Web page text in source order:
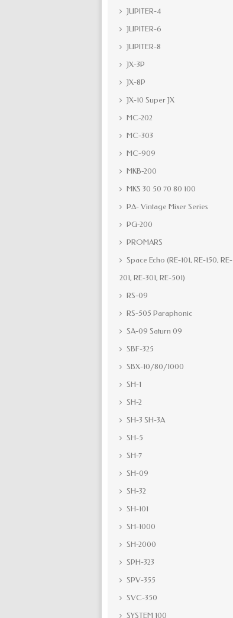
JUPITER-4
JUPITER-6
JUPITER-8
JX-3P
JX-8P
JX-10 Super JX
MC-202
MC-303
MC-909
MKB-200
MKS 30 50 70 80 100
PA- Vintage Mixer Series
PG-200
PROMARS
Space Echo (RE-101, RE-150, RE-
201, RE-301, RE-501)
RS-09
RS-505 Paraphonic
SA-09 Saturn 09
SBF-325
SBX-10/80/1000
SH-1
SH-2
SH-3 SH-3A
SH-5
SH-7
SH-09
SH-32
SH-101
SH-1000
SH-2000
SPH-323
SPV-355
SVC-350
SYSTEM 100